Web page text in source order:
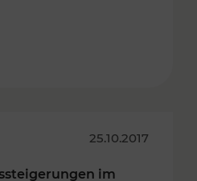
25.10.2017
im